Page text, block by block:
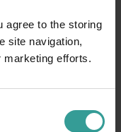
agree to the storing
site navigation,
marketing efforts.
忘的自驾之旅，还